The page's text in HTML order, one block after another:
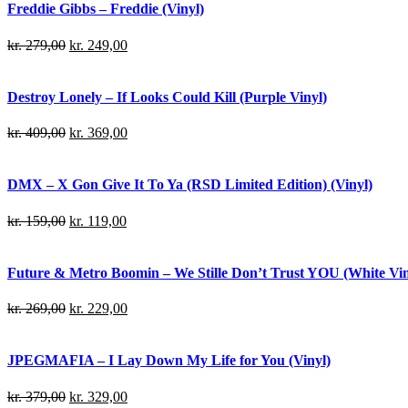
Freddie Gibbs – Freddie (Vinyl)
kr.279,00 kr. 249,00
Destroy Lonely – If Looks Could Kill (Purple Vinyl)
kr.409,00 kr. 369,00
DMX – X Gon Give It To Ya (RSD Limited Edition) (Vinyl)
kr.159,00 kr. 119,00
Future & Metro Boomin – We Stille Don’t Trust YOU (White
kr.269,00 kr. 229,00
JPEGMAFIA – I Lay Down My Life for You (Vinyl)
kr.379,00 kr. 329,00